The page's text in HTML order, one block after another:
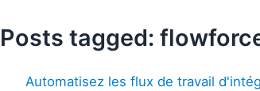
Posts tagged:
Automatisez les flux de travail